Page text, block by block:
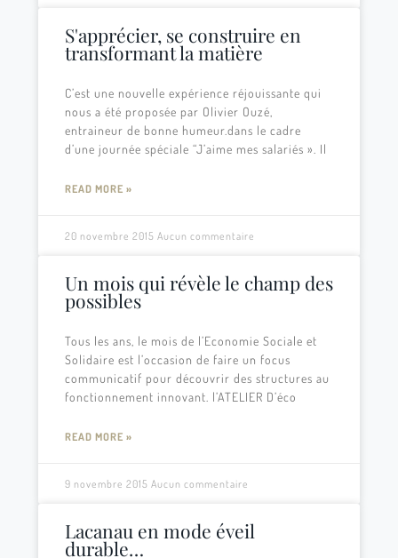
S'apprécier, se construire en
transformant la matière
C’est une nouvelle expérience réjouissante qui
nous a été proposée par Olivier Ouzé,
entraineur de bonne humeur.dans le cadre
d’une journée spéciale “J’aime mes salariés ». Il
READ MORE »
20 novembre 2015 Aucun commentaire
Un mois qui révèle le champ des
possibles
Tous les ans, le mois de l’Economie Sociale et
Solidaire est l’occasion de faire un focus
communicatif pour découvrir des structures au
fonctionnement innovant. l’ATELIER D’éco
READ MORE »
9 novembre 2015 Aucun commentaire
Lacanau en mode éveil
durable…